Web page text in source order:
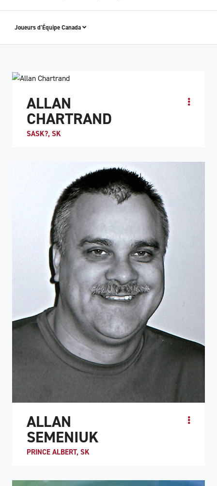
Joueurs d'Équipe Canada
ALLAN
CHARTRAND
SASK?, SK
PROFIL DE L'ATHLÈTE
ALLAN
SEMENIUK
PRINCE ALBERT, SK